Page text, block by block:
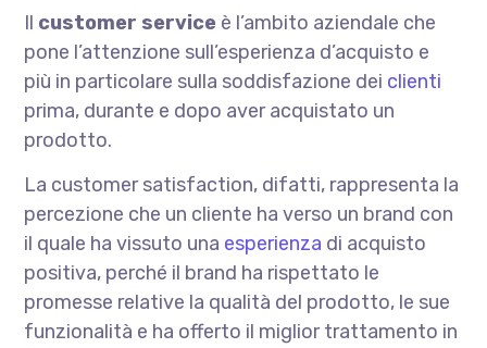
Il customer service è l’ambito aziendale che
pone l’attenzione sull’esperienza d’acquisto e
più in particolare sulla soddisfazione dei clienti
prima, durante e dopo aver acquistato un
prodotto.
La customer satisfaction, difatti, rappresenta la
percezione che un cliente ha verso un brand con
il quale ha vissuto una esperienza di acquisto
positiva, perché il brand ha rispettato le
promesse relative la qualità del prodotto, le sue
funzionalità e ha offerto il miglior trattamento in